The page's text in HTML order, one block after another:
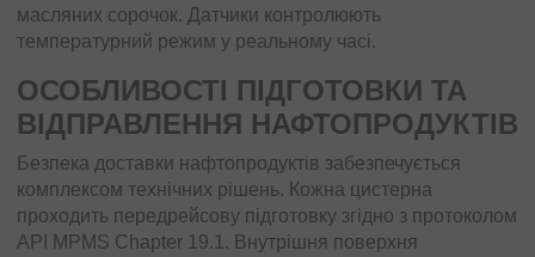
масляних сорочок. Датчики контролюють
температурний режим у реальному часі.
ОСОБЛИВОСТІ ПІДГОТОВКИ ТА
ВІДПРАВЛЕННЯ НАФТОПРОДУКТІВ
Безпека доставки нафтопродуктів забезпечується
комплексом технічних рішень. Кожна цистерна
проходить передрейсову підготовку згідно з протоколом
API MPMS Chapter 19.1. Внутрішня поверхня